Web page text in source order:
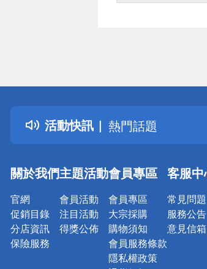
活動快訊
詐騙網頁！請小
得獎公告
熱門話題
銀行優惠
詐騙網頁！請小
關於我們
官網
促銷目錄
分店資訊
保險服務
主題活動
會員活動
注目活動
得獎公佈
會員專區
會員專區
大宗採購
購物須知
會員服務條款
隱私權政策
客服
常見問題
服務公告
意見信箱